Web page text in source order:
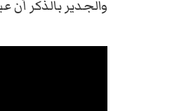
والجدير بالذكر